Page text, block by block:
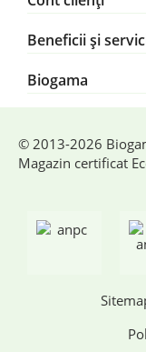
Beneficii și
Biogama
© 2013-2026
Magazin certificat